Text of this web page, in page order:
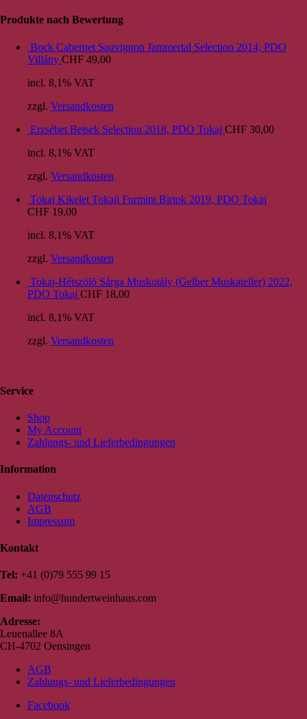
Produkte nach Bewertung
Bock Cabernet Sauvignon Jammertal Selection 2014, PDO
Villány CHF 49,00
incl. 8,1% VAT
zzgl. Versandkosten
Erzsébet Betsek Selection 2018, PDO Tokaj CHF 30,00
incl. 8,1% VAT
zzgl. Versandkosten
Tokaj Kikelet Tokaji Furmint Birtok 2019, PDO Tokaj
CHF 19,00
incl. 8,1% VAT
zzgl. Versandkosten
Tokaj-Hétszölö Sárga Muskotály (Gelber Muskateller) 2022,
PDO Tokaj CHF 18,00
incl. 8,1% VAT
zzgl. Versandkosten
Service
Shop
My Account
Zahlungs- und Lieferbedingungen
Information
Datenschutz
AGB
Impressum
Kontakt
Tel: +41 (0)79 555 99 15
Email: info@hundertweinhaus.com
Adresse:
Leuenallee 8A
CH-4702 Oensingen
AGB
Zahlungs- und Lieferbedingungen
Facebook